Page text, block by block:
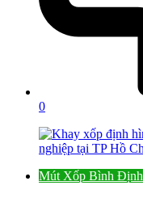
0
Mút Xốp Bình Định